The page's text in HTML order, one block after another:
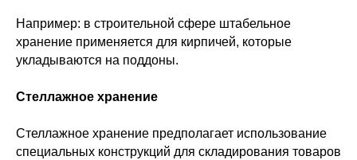
Например: в строительной сфере штабельное
хранение применяется для кирпичей, которые
укладываются на поддоны.
Стеллажное хранение
Стеллажное хранение предполагает использование
специальных конструкций для складирования товаров